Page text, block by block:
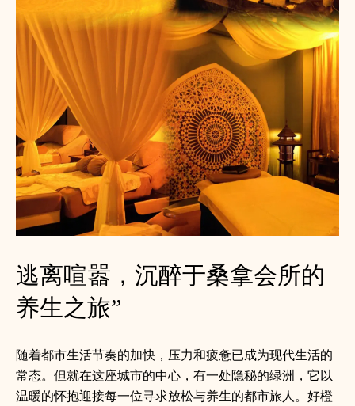
逃离喧嚣，沉醉于桑拿会所的
养生之旅”
随着都市生活节奏的加快，压力和疲惫已成为现代生活的
常态。但就在这座城市的中心，有一处隐秘的绿洲，它以
温暖的怀抱迎接每一位寻求放松与养生的都市旅人。好橙